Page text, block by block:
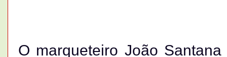
O marqueteiro João